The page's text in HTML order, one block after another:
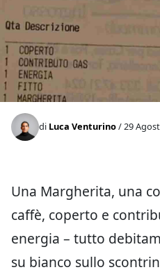
di Luca Venturino/ 29
Una Margherita, una
caffè, coperto e
energia – tutto
su bianco sullo